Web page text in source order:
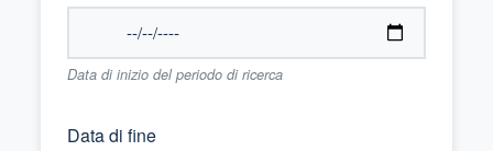
Data di inizio del periodo di ricerca
Data di fine